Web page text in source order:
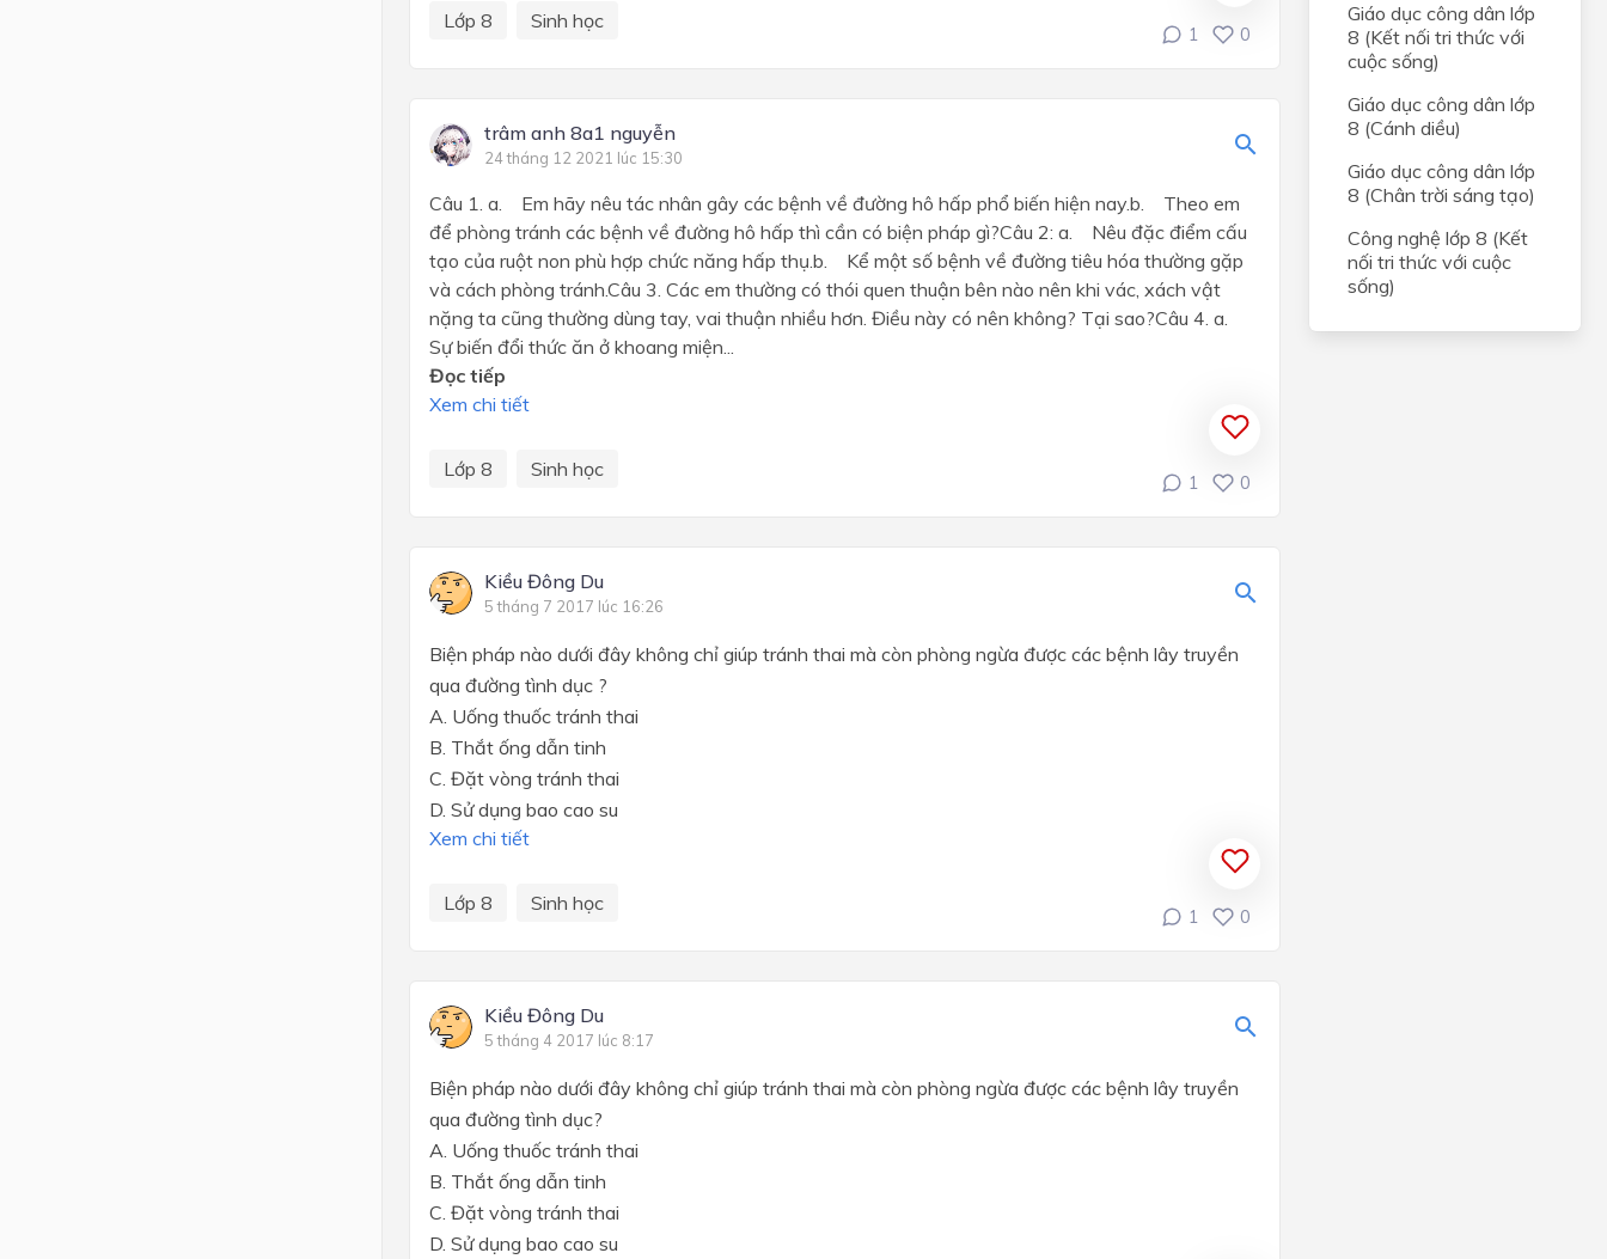
Lớp 8 Sinh học
1 0
trâm anh 8a1 nguyễn
24 tháng 12 2021 lúc 15:30
Câu 1. a. Em hãy nêu tác nhân gây các bệnh về đường hô hấp phổ biến hiện nay.b. Theo em
để phòng tránh các bệnh về đường hô hấp thì cần có biện pháp gì?Câu 2: a. Nêu đặc điểm cấu
tạo của ruột non phù hợp chức năng hấp thụ.b. Kể một số bệnh về đường tiêu hóa thường gặp
và cách phòng tránh.Câu 3. Các em thường có thói quen thuận bên nào nên khi vác, xách vật
nặng ta cũng thường dùng tay, vai thuận nhiều hơn. Điều này có nên không? Tại sao?Câu 4. a.
Sự biến đổi thức ăn ở khoang miện...
Đọc tiếp
Xem chi tiết
Lớp 8 Sinh học
1 0
Kiều Đông Du
5 tháng 7 2017 lúc 16:26
Biện pháp nào dưới đây không chỉ giúp tránh thai mà còn phòng ngừa được các bệnh lây truyền
qua đường tình dục ?
A. Uống thuốc tránh thai
B. Thắt ống dẫn tinh
C. Đặt vòng tránh thai
D. Sử dụng bao cao su
Xem chi tiết
Lớp 8 Sinh học
1 0
Kiều Đông Du
5 tháng 4 2017 lúc 8:17
Biện pháp nào dưới đây không chỉ giúp tránh thai mà còn phòng ngừa được các bệnh lây truyền
qua đường tình dục?
A. Uống thuốc tránh thai
B. Thắt ống dẫn tinh
C. Đặt vòng tránh thai
D. Sử dụng bao cao su
Giáo dục công dân lớp
8 (Kết nối tri thức với
cuộc sống)
Giáo dục công dân lớp
8 (Cánh diều)
Giáo dục công dân lớp
8 (Chân trời sáng tạo)
Công nghệ lớp 8 (Kết
nối tri thức với cuộc
sống)